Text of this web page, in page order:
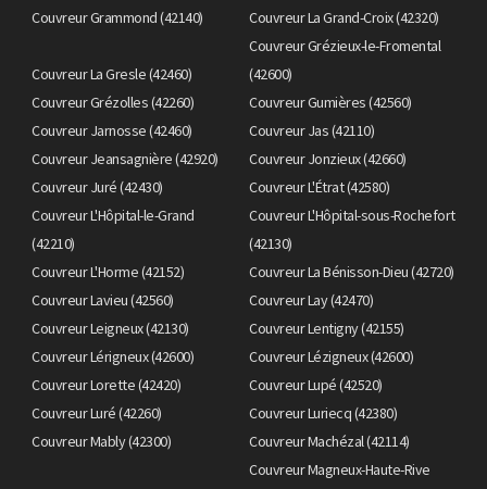
Couvreur Grammond (42140)
Couvreur La Grand-Croix (42320)
Couvreur La Gresle (42460)
Couvreur Grézieux-le-Fromental
(42600)
Couvreur Grézolles (42260)
Couvreur Gumières (42560)
Couvreur Jarnosse (42460)
Couvreur Jas (42110)
Couvreur Jeansagnière (42920)
Couvreur Jonzieux (42660)
Couvreur Juré (42430)
Couvreur L'Étrat (42580)
Couvreur L'Hôpital-le-Grand
(42210)
Couvreur L'Hôpital-sous-Rochefort
(42130)
Couvreur L'Horme (42152)
Couvreur La Bénisson-Dieu (42720)
Couvreur Lavieu (42560)
Couvreur Lay (42470)
Couvreur Leigneux (42130)
Couvreur Lentigny (42155)
Couvreur Lérigneux (42600)
Couvreur Lézigneux (42600)
Couvreur Lorette (42420)
Couvreur Lupé (42520)
Couvreur Luré (42260)
Couvreur Luriecq (42380)
Couvreur Mably (42300)
Couvreur Machézal (42114)
Couvreur Magneux-Haute-Rive